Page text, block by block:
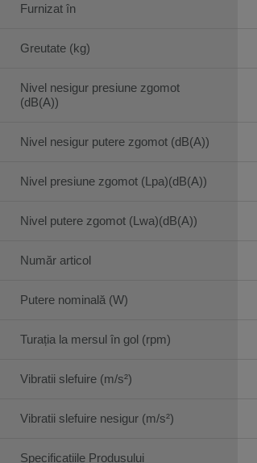
Furnizat în
Greutate (kg)
Nivel nesigur presiune zgomot
(dB(A))
Nivel nesigur putere zgomot (dB(A))
Nivel presiune zgomot (Lpa)(dB(A))
Nivel putere zgomot (Lwa)(dB(A))
Număr articol
Putere nominală (W)
Turația la mersul în gol (rpm)
Vibratii slefuire (m/s²)
Vibratii slefuire nesigur (m/s²)
Specificațiile Produsului